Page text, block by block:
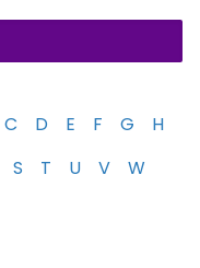
C D E F G
H
S T U V
W